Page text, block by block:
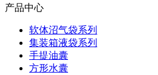
产品中心
软体沼气袋系列
集装箱液袋系列
手提油囊
方形水囊